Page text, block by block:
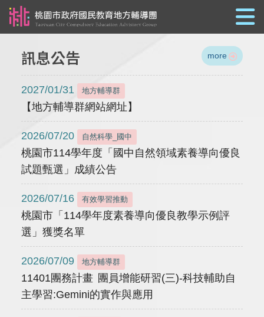
訊息公告 more
2027/01/31 地方輔導群
【地方輔導群網站網址】
2026/07/20 自然科學_國中
桃園市114學年度「國中自然領域素養導向優良
試題甄選」成績公告
2026/07/16 有效學習推動
桃園市「114學年度素養導向優良教學示例評
選」獲獎名單
2026/07/09 地方輔導群
11401團務計畫 團員增能研習(三)-科技輔助自
主學習:Gemini的實作與應用